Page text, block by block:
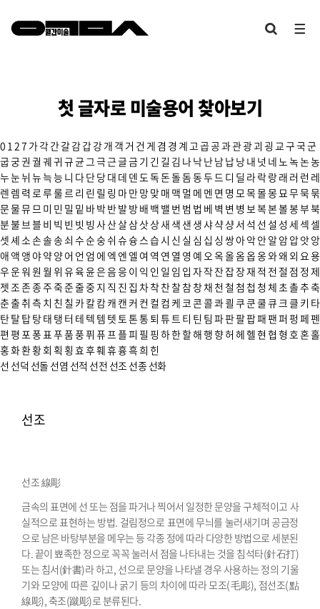
첫 글자로 미술용어 찾아보기
0 1 27 가각간갈감갑강개 객 거 건 게 겸 경 계 고 곱공과관광괴 굉 교 구국군
굽궁권 궐 궤귀 규균그극근글금기 긴 길 김 나낙난남납낭내 넛 네 노 녹논농
누눈뉘 뉴늑능 니 다단당대 데 덴 도 독돈돌돔동두 드 디 딜 라락랑래 러 런 레
렌 렘 력 로 루룰 르 리 린 릴 링 마만망맞매 맥 멀 메 멘 면 명 모 목몰몽 묘 무묵묶
문물뮤 므 미 민 밀 밑 바박반발방배 백 밸 번 범 법 베 벽 변 병 보 복본볼봉부북
분불 브 블 비 빅 빈 빗 빙 사산살삼삿상새 색 샌 생샤샥샹서 석 선 설 성 세 섹 셀
셋셰 소손솔송쇠 수순숭쉬 슈슝 스습 시 신 실 심 십 싱 쌍아악안알암압앗앙
애 액 앵 야약양어 언 엄 에 엑 엔 엘 여 역 연 열 영 예 오 옥올옴옵옹와왜 외 요 용
우운워 원 월 위 유육윤은음응 이 익 인 일 임 입 자작잔잡장재 적 전 절 점 정 제
젯 조존종주죽준줄중 지 직 진 집 차착찬찰참창채 천 철 첨 첩 청 체 초촐추축
춘출취 측 치 친 칠 카칼캄캐 캔 커 컨 컬 컴 케 코 콘콜콰쾰 쿠쿤쿨큐 크 클 키 타
탄탈탑탕태 탱 터 테 텍 템 텟 토 톤통퇴 튜 트 티 틴 팀 파판팔팝패팬퍼 펑 페펜
편 평 포 퐁 표 푸품풍퓌 퓨 프 플피 필 핑 하한할해행향허 헤헬현 협 형 호혼홀
홍화환황회 획 횡 효후훼휴흉흑희 힌
선 선덕 선돌 선염 선적 선전 선조 선종 선화
선조
선조 線彫
금속의 표면에 선 또는 점을 파거나 찍어서 일정한 문양을 구체적이고 사
실적으로 표현하는 방법. 걸림정으로 표면에 무늬를 눌러새기며 공금정
으로 남은 바탕부분을 메우는 등 각종 정에 따라 다양한 방법으로 세분된
다. 끝이 뾰족한 정으로 꼭꼭 눌러서 점을 나타내는 것을 침석타(針石打)
또는 침서(針書)라 하고, 선으로 문양을 나타낼 경우 사용하는 정의 기울
기와 모양에 따른 깊이나 굵기 등의 차이에 따라 모조(毛彫), 점선조(點
線彫), 축조(蹴彫)로 분류된다.